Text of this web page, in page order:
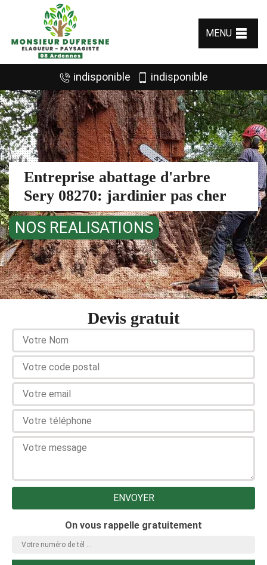
MENU
indisponible indisponible
Entreprise abattage d'arbre
Sery 08270: jardinier pas cher
NOS REALISATIONS
Devis gratuit
On vous rappelle gratuitement